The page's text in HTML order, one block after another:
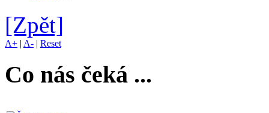
[Zpět]
A+ | A- | Reset
Co nás čeká ...